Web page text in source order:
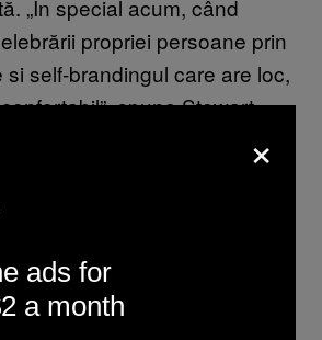
„În special acum, când
propriei persoane prin
si self-brandingul care are loc,
spune Stewart
sa.
strategii poți să gestionezi
spune Shankman.
să te gândești la eveniment
gândurile, așteptările și
astea în cuvinte ajută
×
ads for
a month